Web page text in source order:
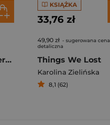
Nate. Aussie Brothers. Tom 2
KSIĄŻKA
33,76 zł
49,90 zł - sugerowana cena
detaliczna
Things We Lost
Karolina Zielińska
8,1 (62)